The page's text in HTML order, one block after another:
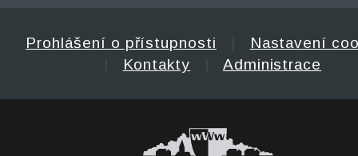
Prohlášení o přístupnosti
Nastavení
Kontakty Administrace